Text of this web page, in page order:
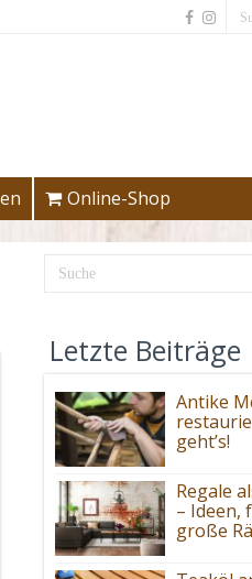
Online-Shop
Letzte Beiträge
Antike
geht’s!
Regale
– Ideen,
große